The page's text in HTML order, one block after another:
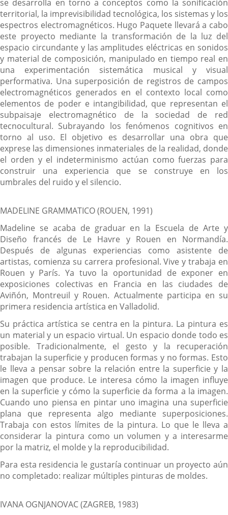
se desarrolla en torno a conceptos como la sonificación
territorial, la imprevisibilidad tecnológica, los sistemas y los
espectros electromagnéticos. Hugo Paquete llevará a cabo
este proyecto mediante la transformación de la luz del
espacio circundante y las amplitudes eléctricas en sonidos
y material de composición, manipulado en tiempo real en
una experimentación sistemática musical y visual
performativa. Una superposición de registros de campos
electromagnéticos generados en el contexto local como
elementos de poder e intangibilidad, que representan el
subpaisaje electromagnético de la sociedad de red
tecnocultural. Subrayando los fenómenos cognitivos en
torno al uso. El objetivo es desarrollar una obra que
exprese las dimensiones inmateriales de la realidad, donde
el orden y el indeterminismo actúan como fuerzas para
construir una experiencia que se construye en los
umbrales del ruido y el silencio.
MADELINE GRAMMATICO (ROUEN, 1991)
Madeline se acaba de graduar en la Escuela de Arte y
Diseño francés de Le Havre y Rouen en Normandía.
Después de algunas experiencias como asistente de
artistas, comienza su carrera profesional. Vive y trabaja en
Rouen y París. Ya tuvo la oportunidad de exponer en
exposiciones colectivas en Francia en las ciudades de
Aviñón, Montreuil y Rouen. Actualmente participa en su
primera residencia artística en Valladolid.
Su práctica artística se centra en la pintura. La pintura es
un material y un espacio virtual. Un espacio donde todo es
posible. Tradicionalmente, el gesto y la recuperación
trabajan la superficie y producen formas y no formas. Esto
le lleva a pensar sobre la relación entre la superficie y la
imagen que produce. Le interesa cómo la imagen influye
en la superficie y cómo la superficie da forma a la imagen.
Cuando uno piensa en pintar uno imagina una superficie
plana que representa algo mediante superposiciones.
Trabaja con estos límites de la pintura. Lo que le lleva a
considerar la pintura como un volumen y a interesarme
por la matriz, el molde y la reproducibilidad.
Para esta residencia le gustaría continuar un proyecto aún
no completado: realizar múltiples pinturas de moldes.
IVANA OGNJANOVAC (ZAGREB, 1983)